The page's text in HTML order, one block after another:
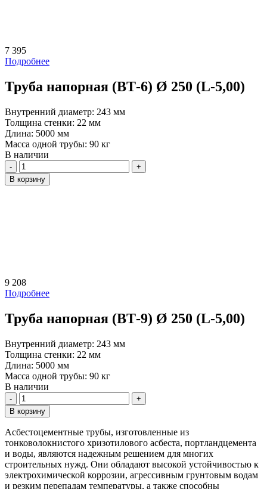
7 395
Подробнее
Труба напорная (ВТ-6) Ø 250 (L-5,00)
Внутренний диаметр: 243 мм
Толщина стенки: 22 мм
Длина: 5000 мм
Масса одной трубы: 90 кг
В наличии
Количество
В корзину
9 208
Подробнее
Труба напорная (ВТ-9) Ø 250 (L-5,00)
Внутренний диаметр: 243 мм
Толщина стенки: 22 мм
Длина: 5000 мм
Масса одной трубы: 90 кг
В наличии
Количество
В корзину
Асбестоцементные трубы, изготовленные из
тонковолокнистого хризотилового асбеста, портландцемента
и воды, являются надежным решением для многих
строительных нужд. Они обладают высокой устойчивостью к
электрохимической коррозии, агрессивным грунтовым водам
и резким перепадам температуры, а также способны